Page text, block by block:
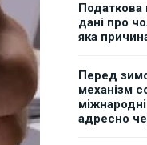
дані про
яка
Перед
механізм
адресно